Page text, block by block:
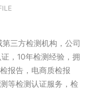
三方检测机构，公司
，10年检测经验，拥
报告，电商质检报
等检测认证服务，检